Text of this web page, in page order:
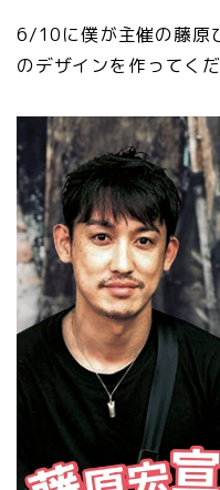
6/10に僕が主催の藤原
のデザインを作ってく